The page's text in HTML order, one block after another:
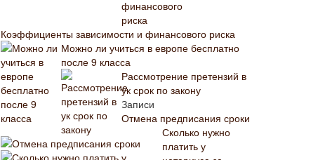
Коэффициенты зависимости и финансового риска
Можно ли учиться в европе бесплатно
после 9 класса
Рассмотрение претензий в
ук срок по закону
Записи
Отмена предписания сроки
Сколько нужно
платить у